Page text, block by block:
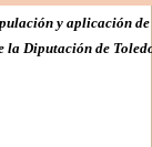
y aplicación
Diputación de